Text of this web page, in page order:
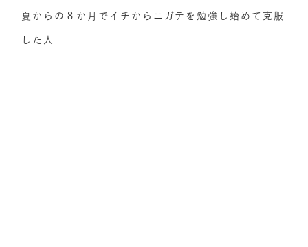
夏からの８か月でイチからニガテを勉強し始めて克服
した人